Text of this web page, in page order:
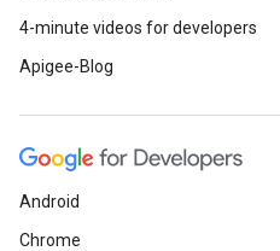
4-minute videos for developers
Apigee-Blog
Android
Chrome